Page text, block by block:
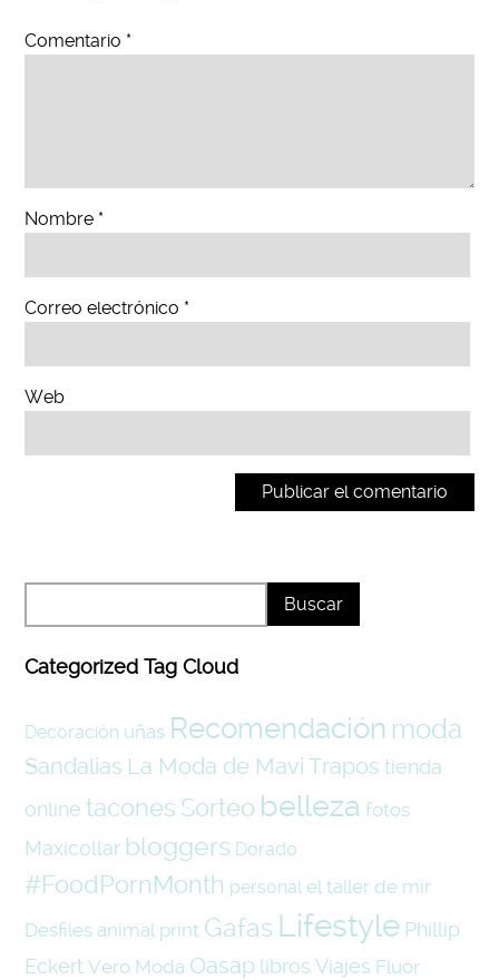
Comentario *
Nombre *
Correo electrónico *
Web
Categorized Tag Cloud
Decoración uñas Recomendación moda
Sandalias La Moda de Mavi Trapos tienda
online tacones Sorteo belleza fotos
Maxicollar bloggers Dorado
#FoodPornMonth personal el taller de mir
Desfiles animal print Gafas Lifestyle Phillip
Eckert Vero Moda Oasap libros Viajes Fluor